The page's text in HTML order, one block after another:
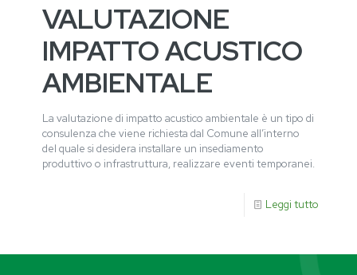
VALUTAZIONE
IMPATTO ACUSTICO
AMBIENTALE
La valutazione di impatto acustico ambientale è un tipo di
consulenza che viene richiesta dal Comune all’interno
del quale si desidera installare un insediamento
produttivo o infrastruttura, realizzare eventi temporanei.
Leggi tutto